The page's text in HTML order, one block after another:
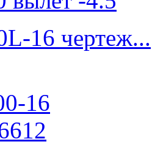
16 чертеж...